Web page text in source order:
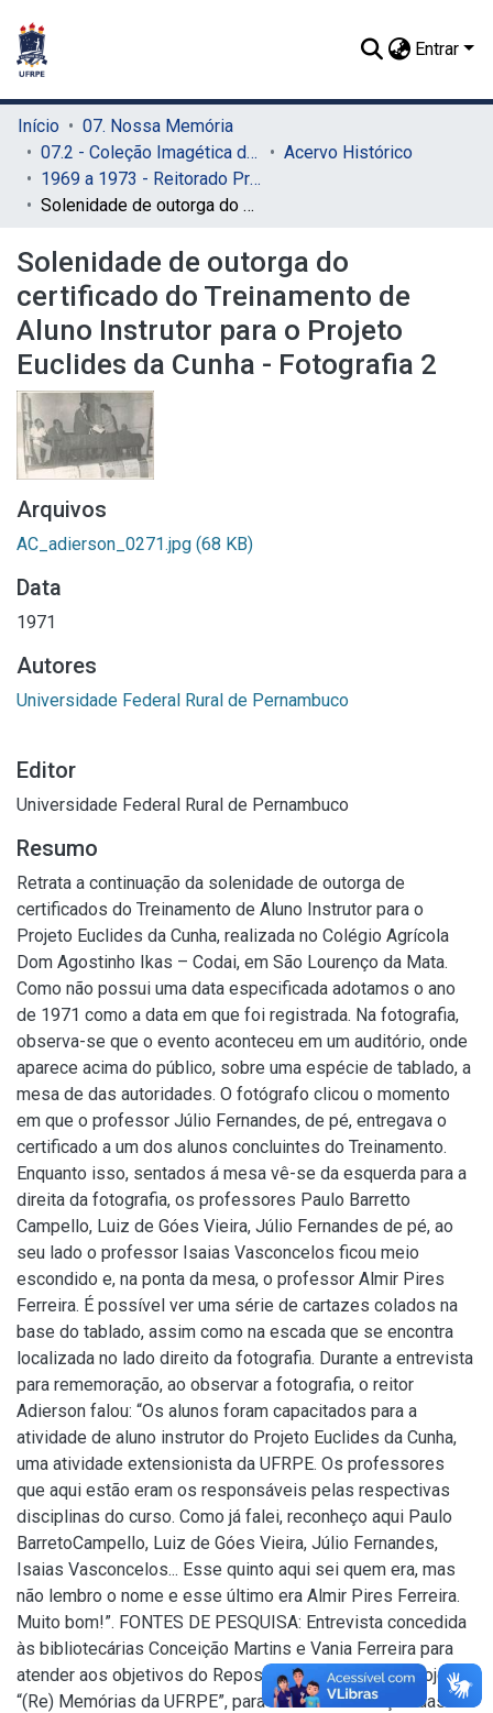
Entrar
Início
07. Nossa Memória
07.2 - Coleção Imagética do SIB
Acervo Histórico
1969 a 1973 - Reitorado Prof. Adierson Erasmo de Azevedo
Solenidade de outorga do certificado do Treinamento de Aluno Instrutor para o Projeto Euclides da Cunha - Fotografia 2
Solenidade de outorga do
certificado do Treinamento de
Aluno Instrutor para o Projeto
Euclides da Cunha - Fotografia 2
Arquivos
AC_adierson_0271.jpg (68 KB)
Data
1971
Autores
Universidade Federal Rural de Pernambuco
Editor
Universidade Federal Rural de Pernambuco
Resumo
Retrata a continuação da solenidade de outorga de
certificados do Treinamento de Aluno Instrutor para o
Projeto Euclides da Cunha, realizada no Colégio Agrícola
Dom Agostinho Ikas – Codai, em São Lourenço da Mata.
Como não possui uma data especificada adotamos o ano
de 1971 como a data em que foi registrada. Na fotografia,
observa-se que o evento aconteceu em um auditório, onde
aparece acima do público, sobre uma espécie de tablado, a
mesa de das autoridades. O fotógrafo clicou o momento
em que o professor Júlio Fernandes, de pé, entregava o
certificado a um dos alunos concluintes do Treinamento.
Enquanto isso, sentados á mesa vê-se da esquerda para a
direita da fotografia, os professores Paulo Barretto
Campello, Luiz de Góes Vieira, Júlio Fernandes de pé, ao
seu lado o professor Isaias Vasconcelos ficou meio
escondido e, na ponta da mesa, o professor Almir Pires
Ferreira. É possível ver uma série de cartazes colados na
base do tablado, assim como na escada que se encontra
localizada no lado direito da fotografia. Durante a entrevista
para rememoração, ao observar a fotografia, o reitor
Adierson falou: “Os alunos foram capacitados para a
atividade de aluno instrutor do Projeto Euclides da Cunha,
uma atividade extensionista da UFRPE. Os professores
que aqui estão eram os responsáveis pelas respectivas
disciplinas do curso. Como já falei, reconheço aqui Paulo
BarretoCampello, Luiz de Góes Vieira, Júlio Fernandes,
Isaias Vasconcelos... Esse quinto aqui sei quem era, mas
não lembro o nome e esse último era Almir Pires Ferreira.
Muito bom!”. FONTES DE PESQUISA: Entrevista concedida
às bibliotecárias Conceição Martins e Vania Ferreira para
atender aos objetivos do Repositório Institucional, projeto
“(Re) Memórias da UFRPE”, para a contextualização das